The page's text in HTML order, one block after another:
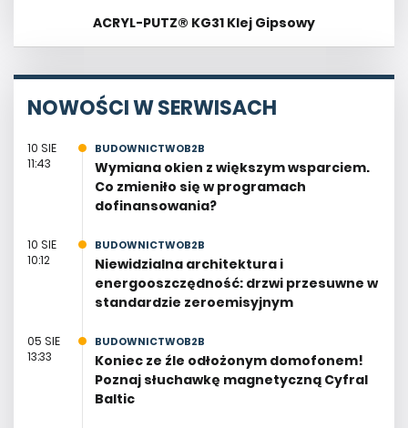
ACRYL-PUTZ® KG31 Klej Gipsowy
NOWOŚCI W SERWISACH
10 SIE
11:43
BUDOWNICTWOB2B
Wymiana okien z większym wsparciem.
Co zmieniło się w programach
dofinansowania?
10 SIE
10:12
BUDOWNICTWOB2B
Niewidzialna architektura i
energooszczędność: drzwi przesuwne w
standardzie zeroemisyjnym
05 SIE
13:33
BUDOWNICTWOB2B
Koniec ze źle odłożonym domofonem!
Poznaj słuchawkę magnetyczną Cyfral
Baltic